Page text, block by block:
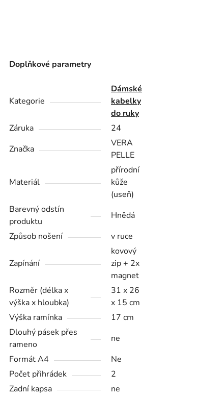
Doplňkové parametry
Kategorie
Dámské
kabelky
do ruky
Záruka
24
Značka
VERA
PELLE
Materiál
přírodní
kůže
(useň)
Barevný odstín
produktu
Hnědá
Způsob nošení
v ruce
Zapínání
kovový
zip + 2x
magnet
Rozměr (délka x
výška x hloubka)
31 x 26
x 15 cm
Výška ramínka
17 cm
Dlouhý pásek přes
rameno
ne
Formát A4
Ne
Počet přihrádek
2
Zadní kapsa
ne